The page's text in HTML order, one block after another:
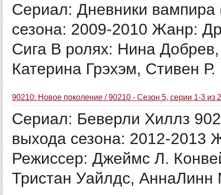
Сериал: Дневники вампира
сезона: 2009-2010 Жанр:
Сига В ролях: Нина
Катерина Грэхэм, Стивен
90210: Новое поколение / 90210 - Сезон 5, серии 1-3 из
Сериал: Беверли Хиллз
выхода сезона: 2012-
Режиссер: Джеймс Л.
Тристан Уайлдс,